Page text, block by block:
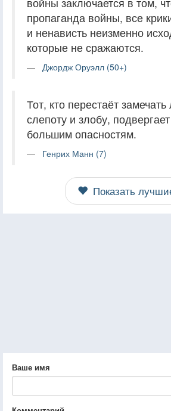
пропаганда войны, все
и ненависть неизменно
которые не сражаются.
Джордж Оруэлл (50+)
Тот, кто перестаёт
слепоту и злобу,
большим опасностям.
Генрих Манн (7)
Показать
Ваше имя